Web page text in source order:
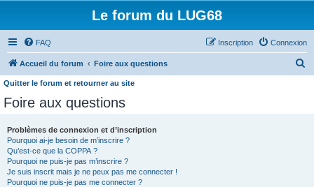
Le forum du LUG68
FAQ Connexion
Inscription
Accueil du forum Foire aux questions
Quitter le forum et retourner au site
Foire aux questions
Problèmes de connexion et d’inscription
Pourquoi ai-je besoin de m’inscrire ?
Qu’est-ce que la COPPA ?
Pourquoi ne puis-je pas m’inscrire ?
Je suis inscrit mais je ne peux pas me connecter !
Pourquoi ne puis-je pas me connecter ?